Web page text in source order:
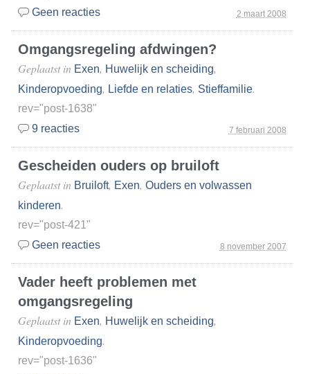
2 maart 2008
Geen reacties
Omgangsregeling afdwingen?
7 februari 2008
Geplaatst in Exen, Huwelijk en scheiding,
Kinderopvoeding, Liefde en relaties, Stieffamilie.
rev="post-1638"
9 reacties
Gescheiden ouders op bruiloft
8 november 2007
Geplaatst in Bruiloft, Exen, Ouders en volwassen
kinderen.
rev="post-421"
Geen reacties
Vader heeft problemen met
omgangsregeling
Geplaatst in Exen, Huwelijk en scheiding,
Kinderopvoeding.
rev="post-1636"